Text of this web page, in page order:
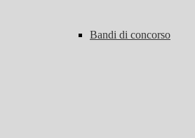
Bandi di concorso